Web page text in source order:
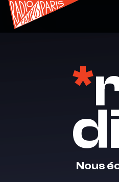
*
Nous